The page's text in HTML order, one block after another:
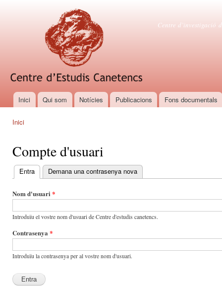
Centre
Centre
Menú principal
Inici Qui som Notícies Publicacions Fons documentals
Inici
Compte d'usuari
Pestanyes primàries
Entra (pestanya activa)
Demana una contrasenya nova
Nom d'usuari *
Introduïu el vostre nom d'usuari de Centre d'estudis canetencs.
Contrasenya *
Introduïu la contrasenya per al vostre nom d'usuari.